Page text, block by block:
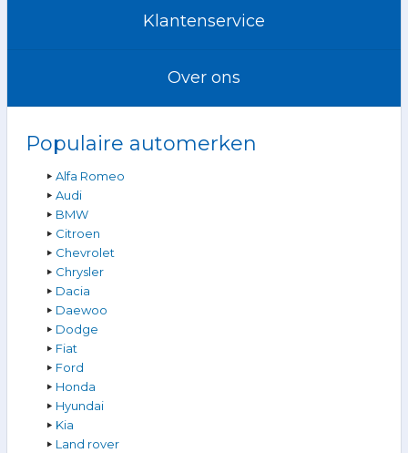
Klantenservice
Over ons
Populaire automerken
Alfa Romeo
Audi
BMW
Citroen
Chevrolet
Chrysler
Dacia
Daewoo
Dodge
Fiat
Ford
Honda
Hyundai
Kia
Land rover